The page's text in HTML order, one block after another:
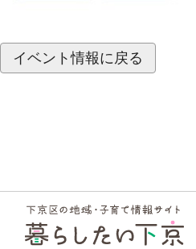
イベント情報に戻る
フッ
ター